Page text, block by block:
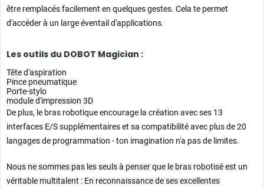
être remplacés facilement en quelques gestes. Cela te permet
d'accéder à un large éventail d'applications.
Les outils du DOBOT Magician :
Tête d'aspiration
Pince pneumatique
Porte-stylo
module d'impression 3D
De plus, le bras robotique encourage la création avec ses 13
interfaces E/S supplémentaires et sa compatibilité avec plus de 20
langages de programmation - ton imagination n'a pas de limites.
Nous ne sommes pas les seuls à penser que le bras robotisé est un
véritable multitalent : En reconnaissance de ses excellentes